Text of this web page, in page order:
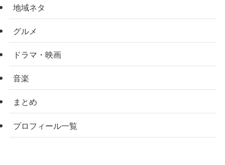
地域ネタ
グルメ
ドラマ・映画
音楽
まとめ
プロフィール一覧